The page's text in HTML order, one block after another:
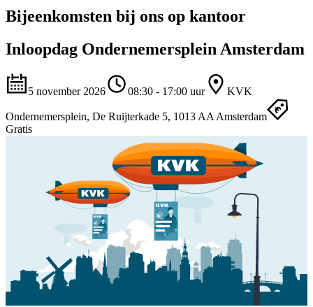
Bijeenkomsten bij ons op kantoor
Inloopdag Ondernemersplein Amsterdam
5 november 2026 08:30 - 17:00 uur KVK
Ondernemersplein, De Ruijterkade 5, 1013 AA Amsterdam
Gratis